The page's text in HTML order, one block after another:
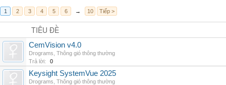
1 2 3 4 5 6 → 10 Tiếp >
TIÊU ĐỀ
CemVision v4.0
Drograms Thông gió thông thường
Trả lời:
0
Keysight SystemVue 2025
Drograms Thông gió thông thường